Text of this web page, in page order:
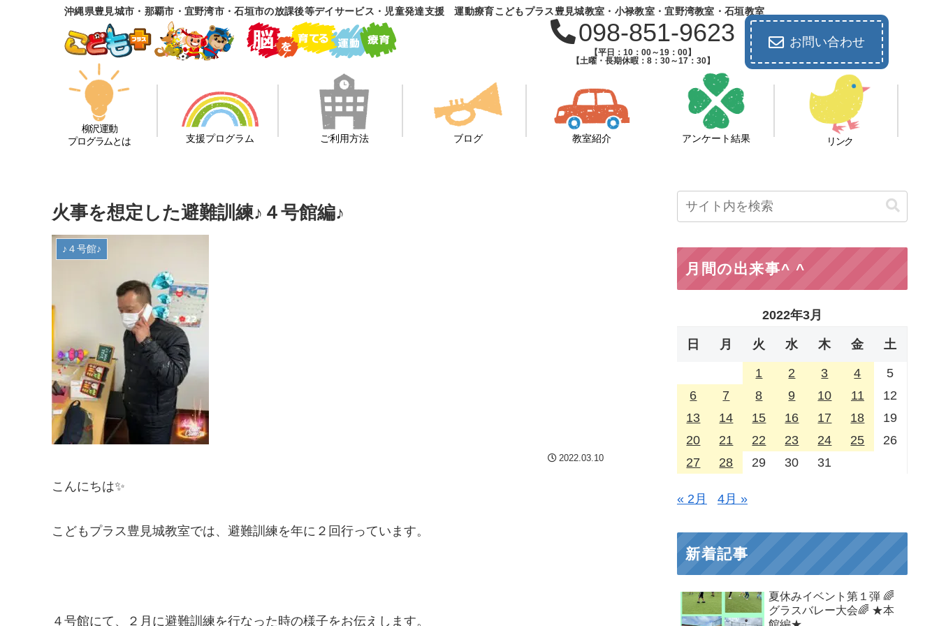
沖縄県豊見城市・那覇市・宜野湾市・石垣市の放課後等デイサービス・児童発達支援 運動療育こどもプラス豊見城教室・小禄教室・宜野湾教室・石垣教室
098-851-9623
【平日：10：00～19：00】
【土曜・長期休暇：8：30～17：30】
お問い合わせ
柳沢運動
プログラムとは
支援プログラム ご利用方法 ブログ 教室紹介 アンケート結果 リンク
火事を想定した避難訓練♪４号館編♪
♪４号館♪
2022.03.10
こんにちは✨
こどもプラス豊見城教室では、避難訓練を年に２回行っています。
４号館にて、２月に避難訓練を行なった時の様子をお伝えします。
月間の出来事^ ^
2022年3月
日 月 火 水 木 金 土
1 2 3 4
5
6
7 8 9 10 11
12
13
14 15 16 17 18
19
20
21 22 23 24 25
26
27
28 29 30 31
« 2月 4月 »
新着記事
夏休みイベント第１弾 🌈
グラスバレー大会🌈 ★本